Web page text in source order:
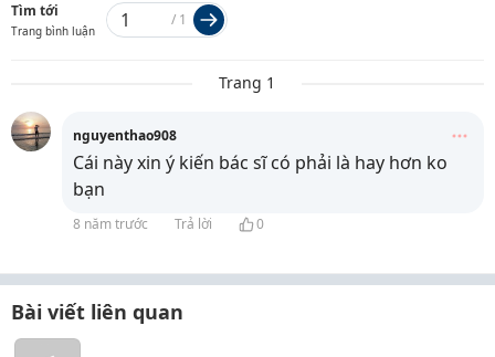
Tìm tới
Trang bình luận
/ 1
Trang 1
nguyenthao908
Cái này xin ý kiến bác sĩ có phải là hay hơn ko
bạn
8 năm trước Trả lời 0
Bài viết liên quan